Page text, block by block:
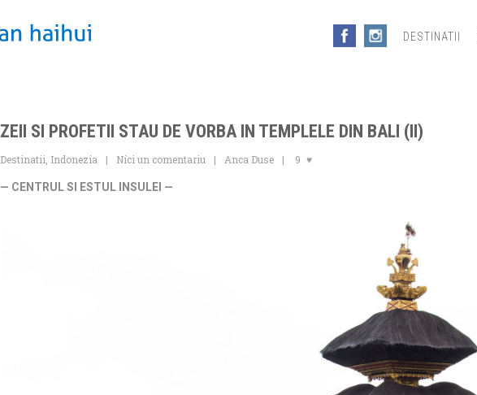
DESTINATII
ZEII SI PROFETII STAU DE VORBA IN TEMPLELE DIN BALI (II)
Destinatii Indonezia Nici un comentariu Anca Duse 9
— CENTRUL SI ESTUL INSULEI —